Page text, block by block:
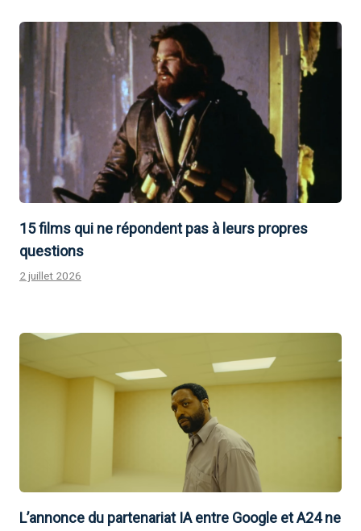
15 films qui ne répondent pas à leurs propres
questions
2 juillet 2026
L’annonce du partenariat IA entre Google et A24 ne